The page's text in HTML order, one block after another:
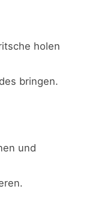
holen
bringen.
und